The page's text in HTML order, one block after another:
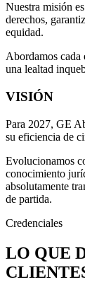
Nuestra misión
derechos,
equidad.
Abordamos cada
una lealtad
VISIÓN
Para 2027, GE
su eficiencia de
Evolucionamos
conocimiento
absolutamente
de partida.
Credenciales
LO QUE